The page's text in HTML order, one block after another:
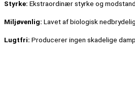
Styrke: Ekstraordinær styrke og
Miljøvenlig: Lavet af biologisk
Lugtfri: Producerer ingen skadelige